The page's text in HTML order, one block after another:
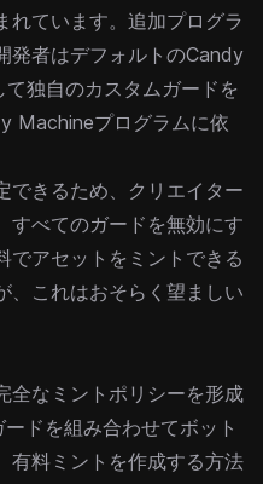
れています。追加プログラ
発者はデフォルトのCandy
て独自のカスタムガード を
Machineプログラムに依
できるため、クリエイター
すべてのガードを無効にす
でアセットをミントできる
、これはおそらく望ましい
全なミントポリシーを形成
ドを組み合わせてボット
有料ミントを作成する方法